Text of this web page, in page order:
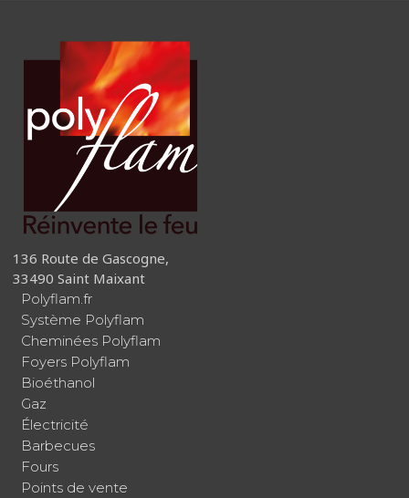
136 Route de Gascogne,
33490 Saint Maixant
Polyflam.fr
Système Polyflam
Cheminées Polyflam
Foyers Polyflam
Bioéthanol
Gaz
Électricité
Barbecues
Fours
Points de vente